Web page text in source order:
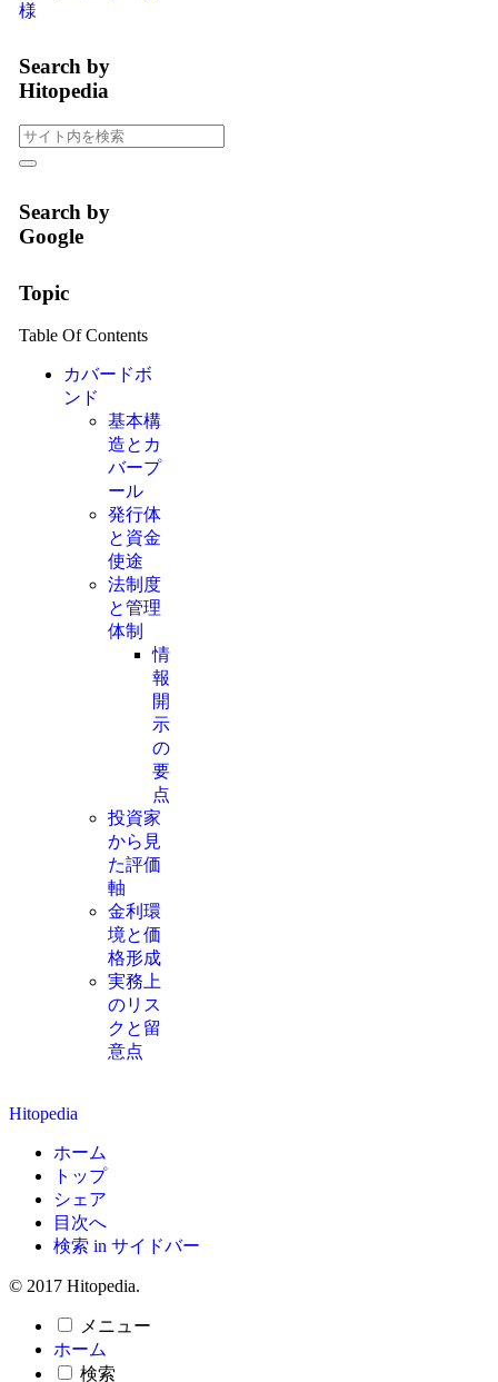
様
Search by
Hitopedia
Search by
Google
Topic
Table Of Contents
カバードボ
ンド
基本構
造とカ
バープ
ール
発行体
と資金
使途
法制度
と管理
体制
情
報
開
示
の
要
点
投資家
から見
た評価
軸
金利環
境と価
格形成
実務上
のリス
クと留
意点
Hitopedia
ホーム
トップ
シェア
目次へ
検索 in サイドバー
© 2017 Hitopedia.
メニュー
ホーム
検索